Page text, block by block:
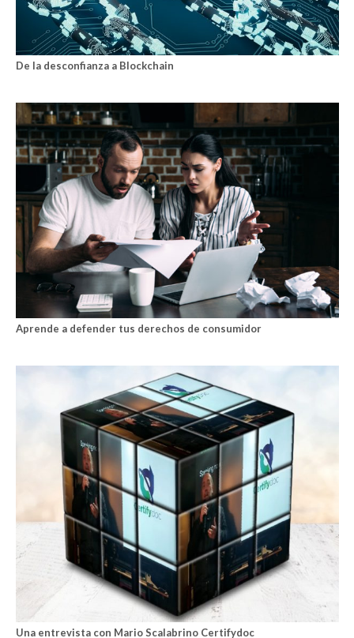
De la desconfianza a Blockchain
Aprende a defender tus derechos de consumidor
Una entrevista con Mario Scalabrino Certifydoc